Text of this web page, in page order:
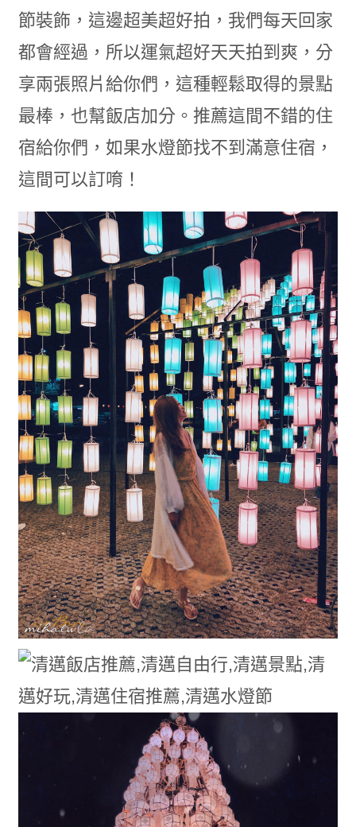
節裝飾，這邊超美超好拍，我們每天回家
都會經過，所以運氣超好天天拍到爽，分
享兩張照片給你們，這種輕鬆取得的景點
最棒，也幫飯店加分。推薦這間不錯的住
宿給你們，如果水燈節找不到滿意住宿，
這間可以訂唷！